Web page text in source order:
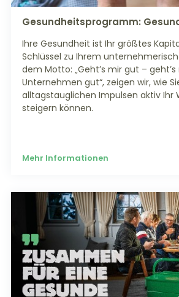
Gesundheitsprogramm:
Ihre Gesundheit ist Ihr größtes
Schlüssel zu Ihrem
dem Motto: „Geht’s mir gut –
Unternehmen gut“, zeigen wir, wie
alltagstauglichen Impulsen aktiv Ihr
steigern können.
Mehr Informationen